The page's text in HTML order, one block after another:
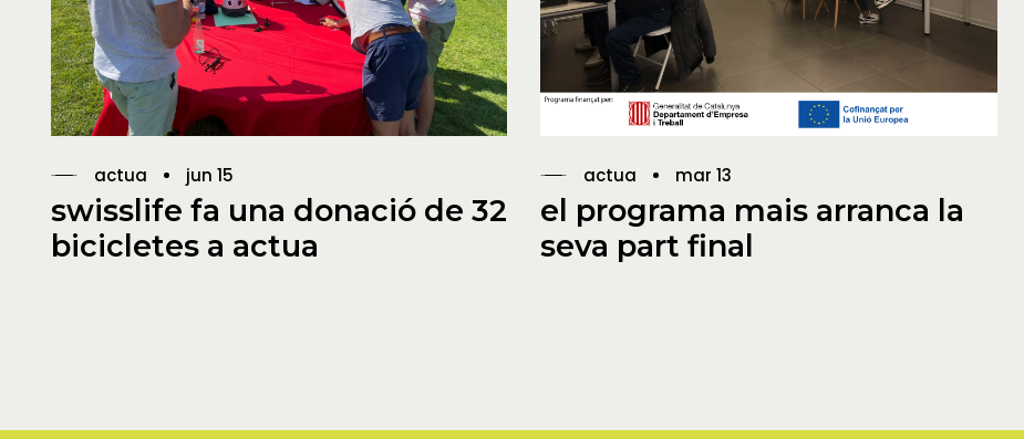
actua jun 15
swisslife fa una donació de 32
bicicletes a actua
actua mar 13
el programa mais arranca la
seva part final